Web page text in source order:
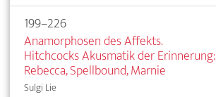
199–226
Anamorphosen des Affekts.
Hitchcocks Akusmatik der Erinnerung:
Rebecca, Spellbound, Marnie
Sulgi Lie